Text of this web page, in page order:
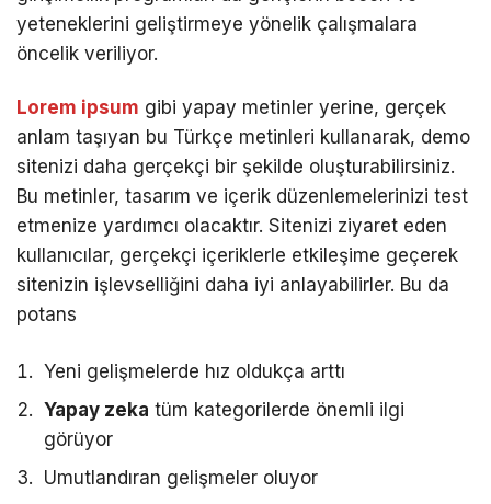
yeteneklerini geliştirmeye yönelik çalışmalara
öncelik veriliyor.
Lorem ipsum gibi yapay metinler yerine, gerçek
anlam taşıyan bu Türkçe metinleri kullanarak, demo
sitenizi daha gerçekçi bir şekilde oluşturabilirsiniz.
Bu metinler, tasarım ve içerik düzenlemelerinizi test
etmenize yardımcı olacaktır. Sitenizi ziyaret eden
kullanıcılar, gerçekçi içeriklerle etkileşime geçerek
sitenizin işlevselliğini daha iyi anlayabilirler. Bu da
potans
Yeni gelişmelerde hız oldukça arttı
Yapay zeka tüm kategorilerde önemli ilgi
görüyor
Umutlandıran gelişmeler oluyor